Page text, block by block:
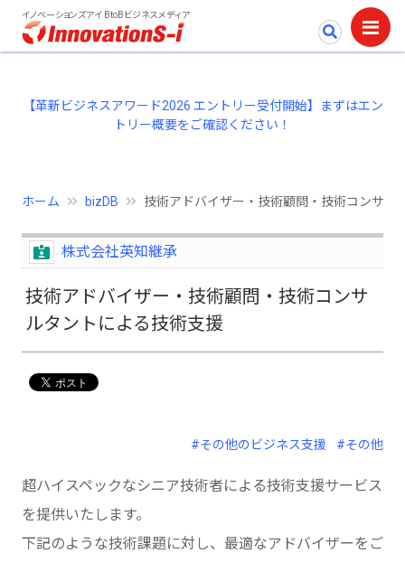
イノベーションズアイ BtoBビジネスメディア
【革新ビジネスアワード2026 エントリー受付開始】まずはエン
トリー概要をご確認ください！
ホーム bizDB 技術アドバイザー・技術顧問・技術コンサル
株式会社英知継承
技術アドバイザー・技術顧問・技術コンサ
ルタントによる技術支援
#その他のビジネス支援 #その他
超ハイスペックなシニア技術者による技術支援サービス
を提供いたします。
下記のような技術課題に対し、最適なアドバイザーをご